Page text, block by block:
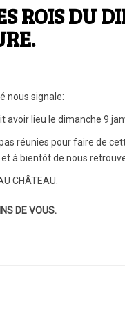
ROIS DU
nous signale:
avoir lieu le dimanche 9
réunies pour faire de
à bientôt de nous
CHÂTEAU.
DE VOUS.